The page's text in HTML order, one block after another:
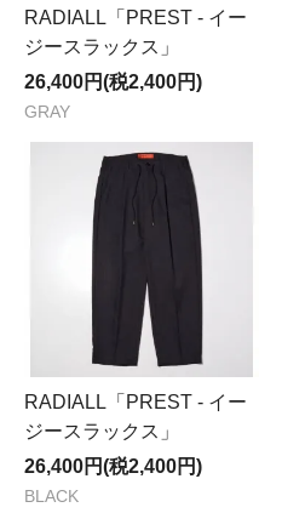
RADIALL「PREST - イー
ジースラックス」
26,400円(税2,400円)
GRAY
RADIALL「PREST - イー
ジースラックス」
26,400円(税2,400円)
BLACK